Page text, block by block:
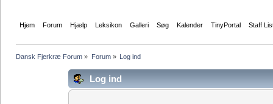
Hjem Forum Hjælp Leksikon Galleri Søg Kalender TinyPortal Staff
Dansk Fjerkræ Forum » Forum» Log ind
Log ind